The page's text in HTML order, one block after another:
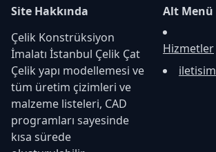
Site Hakkında
Çelik Konstrüksiyon
İmalatı İstanbul Çelik Çat
Çelik yapı modellemesi ve
tüm üretim çizimleri ve
malzeme listeleri, CAD
programları sayesinde
kısa sürede
Alt Menü
Hizmetler
iletisim